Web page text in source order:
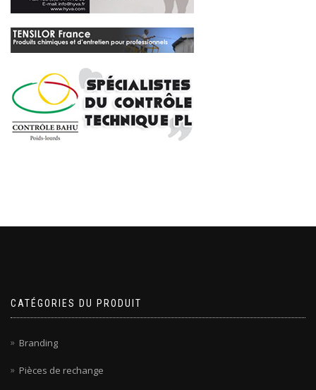
CATÉGORIES DU PRODUIT
Branding
Pièces de rechange